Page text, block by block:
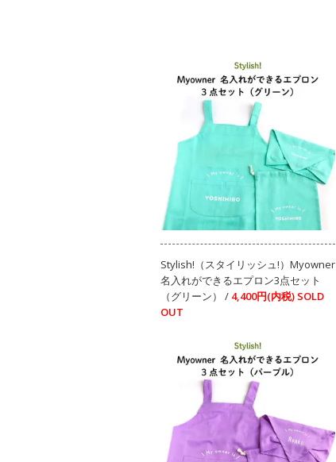
Stylish!（スタイリッシュ!）Myowner
名入れができるエプロン3点セット
（グリーン） / 4,400円(内税) SOLD
OUT